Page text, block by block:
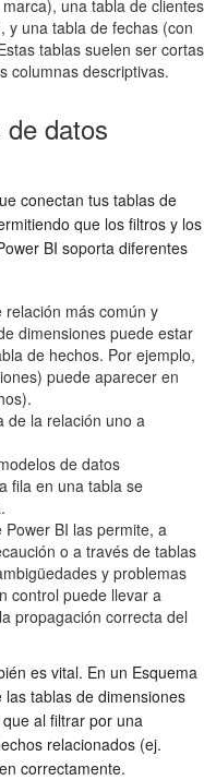
una tabla de clientes
y una tabla de fechas (con
tablas suelen ser cortas
columnas descriptivas.
datos
conectan tus tablas de
que los filtros y los
BI soporta diferentes
relación más común y
dimensiones puede estar
de hechos. Por ejemplo,
puede aparecer en
de la relación uno a
de datos
fila en una tabla se
Power BI las permite, a
o a través de tablas
y problemas
control puede llevar a
propagación correcta del
es vital. En un Esquema
tablas de dimensiones
al filtrar por una
relacionados (ej.
correctamente.